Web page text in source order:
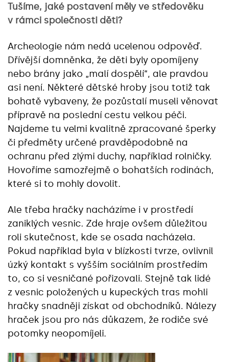
Tušíme, jaké postavení měly ve středověku
v rámci společnosti děti?
Archeologie nám nedá ucelenou odpověď.
Dřívější domněnka, že děti byly opomíjeny
nebo brány jako „malí dospělí“, ale pravdou
asi není. Některé dětské hroby jsou totiž tak
bohatě vybaveny, že pozůstalí museli věnovat
přípravě na poslední cestu velkou péči.
Najdeme tu velmi kvalitně zpracované šperky
či předměty určené pravděpodobně na
ochranu před zlými duchy, například rolničky.
Hovoříme samozřejmě o bohatších rodinách,
které si to mohly dovolit.
Ale třeba hračky nacházíme i v prostředí
zaniklých vesnic. Zde hraje ovšem důležitou
roli skutečnost, kde se osada nacházela.
Pokud například byla v blízkosti tvrze, ovlivnil
úzký kontakt s vyšším sociálním prostředím
to, co si vesničané pořizovali. Stejně tak lidé
z vesnic položených u kupeckých tras mohli
hračky snadněji získat od obchodníků. Nálezy
hraček jsou pro nás důkazem, že rodiče své
potomky neopomíjeli.